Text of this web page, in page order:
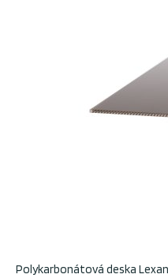
Polykarbonátová deska